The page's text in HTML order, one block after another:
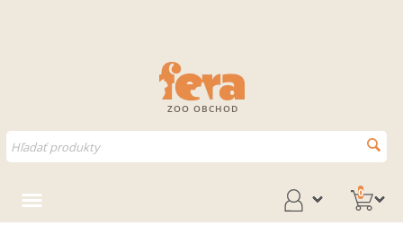
ZOO OBCHOD
0